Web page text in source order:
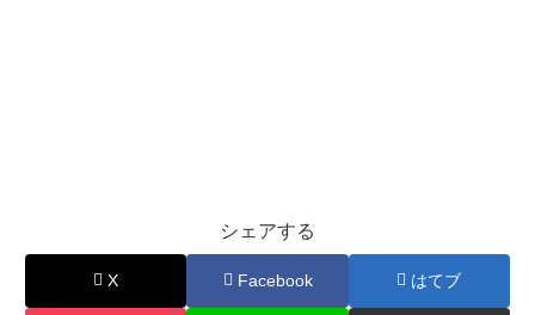
シェアする
X Facebook はてブ